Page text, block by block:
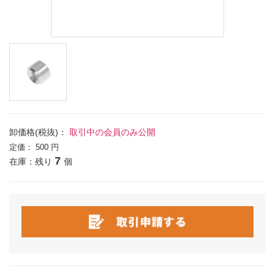
卸価格(税抜)： 取引中の会員のみ公開
定価： 500 円
在庫：残り 7 個